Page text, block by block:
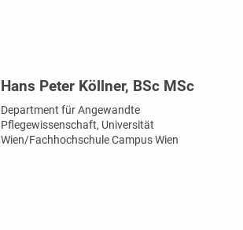
Hans Peter Köllner, BSc MSc
Department für Angewandte
Pflegewissenschaft, Universität
Wien/Fachhochschule Campus Wien